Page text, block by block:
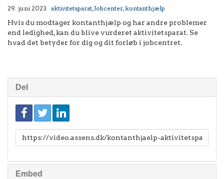
29. juni 2023 aktivitetsparat,Jobcenter,kontanthjælp
Hvis du modtager kontanthjælp og har andre problemer
end ledighed, kan du blive vurderet aktivitetsparat. Se
hvad det betyder for dig og dit forløb i jobcentret.
Del
Link
Embed